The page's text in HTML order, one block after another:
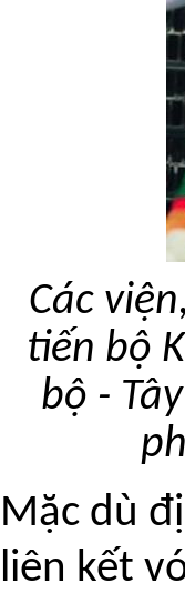
Các
tiến bộ
bộ -
Mặc dù
liên kết